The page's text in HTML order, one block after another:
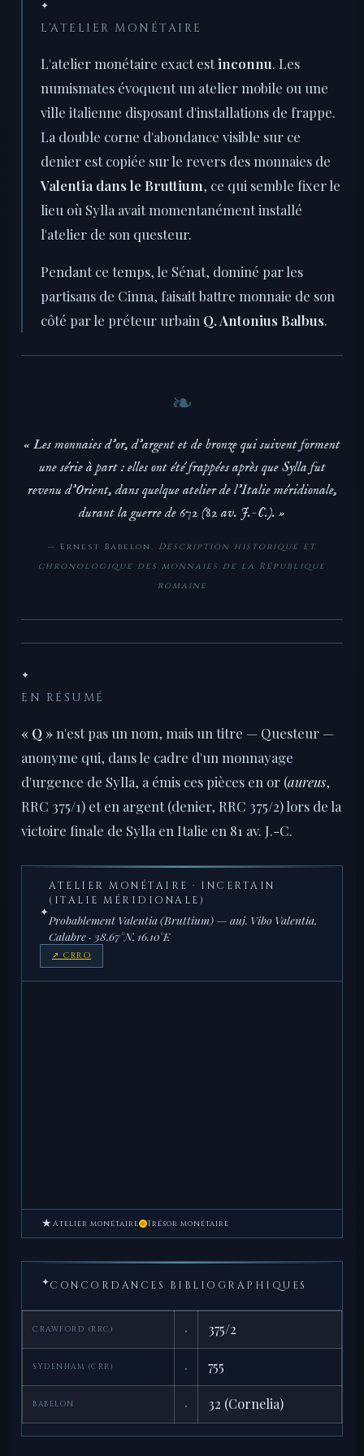
✦
L'ATELIER MONÉTAIRE
L'atelier monétaire exact estinconnu. Les
numismates évoquent un atelier mobile ou une
ville italienne disposant d'installations de frappe.
La double corne d'abondance visible sur ce
denier est copiée sur le revers des monnaies de
Valentia dans le Bruttium, ce qui semble fixer le
lieu où Sylla avait momentanément installé
l'atelier de son questeur.
Pendant ce temps, le Sénat, dominé par les
partisans de Cinna, faisait battre monnaie de son
côté par le préteur urbain Q. Antonius Balbus.
« Les monnaies d'or, d'argent et de bronze qui suivent forment
une série à part : elles ont été frappées après que Sylla fut
revenu d'Orient, dans quelque atelier de l'Italie méridionale,
durant la guerre de 672 (82 av. J.-C.). »
— Ernest Babelon, Description historique et
chronologique des monnaies de la République
romaine
✦
EN RÉSUMÉ
« Q »n'est pas un nom, mais un titre — Questeur —
anonyme qui, dans le cadre d'un monnayage
d'urgence de Sylla, a émis ces pièces en or (aureus,
RRC 375/1) et en argent (denier, RRC 375/2) lors de la
victoire finale de Sylla en Italie en 81 av. J.-C.
✦
ATELIER MONÉTAIRE · INCERTAIN
(ITALIE MÉRIDIONALE)
Probablement Valentia (Bruttium) — auj. Vibo Valentia,
Calabre · 38.67°N, 16.10°E
↗ CRRO
★ Atelier monétaire Trésor monétaire
✦CONCORDANCES BIBLIOGRAPHIQUES
CRAWFORD (RRC) · 375/2
SYDENHAM (CRR) · 755
BABELON · 32 (Cornelia)